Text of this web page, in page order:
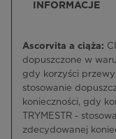
INFORMACJE
Ascorvita a ciąża:
dopuszczone w
gdy korzyści
stosowanie
konieczności, gdy
TRYMESTR -
zdecydowanej